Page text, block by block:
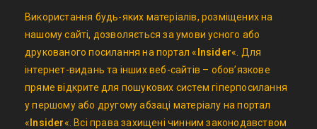
Використання будь-яких матеріалів, розміщених на
нашому сайті, дозволяється за умови усного або
друкованого посилання на портал « Insider«. Для
інтернет-видань та інших веб-сайтів – обов’язкове
пряме відкрите для пошукових систем гіперпосилання
у першому або другому абзаці матеріалу на портал
« Insider«. Всі права захищені чинним законодавством